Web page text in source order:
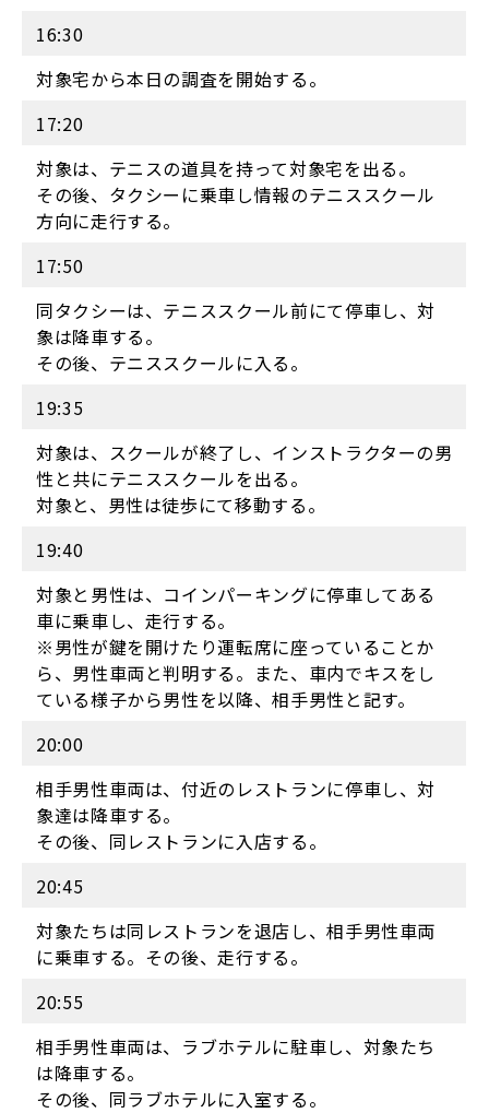
16:30
対象宅から本日の調査を開始する。
17:20
対象は、テニスの道具を持って対象宅を出る。
その後、タクシーに乗車し情報のテニススクール
方向に走行する。
17:50
同タクシーは、テニススクール前にて停車し、対
象は降車する。
その後、テニススクールに入る。
19:35
対象は、スクールが終了し、インストラクターの男
性と共にテニススクールを出る。
対象と、男性は徒歩にて移動する。
19:40
対象と男性は、コインパーキングに停車してある
車に乗車し、走行する。
※男性が鍵を開けたり運転席に座っていることか
ら、男性車両と判明する。また、車内でキスをし
ている様子から男性を以降、相手男性と記す。
20:00
相手男性車両は、付近のレストランに停車し、対
象達は降車する。
その後、同レストランに入店する。
20:45
対象たちは同レストランを退店し、相手男性車両
に乗車する。その後、走行する。
20:55
相手男性車両は、ラブホテルに駐車し、対象たち
は降車する。
その後、同ラブホテルに入室する。